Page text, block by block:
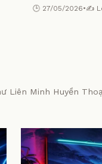
Hoàng Nguyên
🕒 27/05/2026•✍️
Minh Huyền